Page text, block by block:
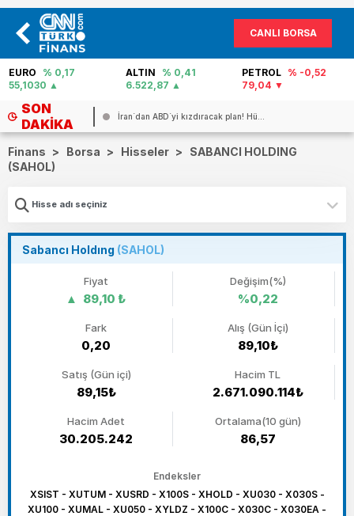
CANLI BORSA
EURO
% 0,17
55,1030
ALTIN
% 0,41
6.522,87
PETROL % -0,52
79,04
SON
DAKIKA
İran`dan ABD`yi kızdıracak plan! Hü...
Finans > Borsa > Hisseler >
SABANCI HOLDING
(SAHOL)
Sabancı Holdıng (SAHOL)
Fiyat
89,10 ₺
Değişim(%)
%0,22
Fark
0,20
Alış (Gün İçi)
89,10₺
Satış (Gün içi)
89,15₺
Hacim TL
2.671.090.114₺
Hacim Adet
30.205.242
Ortalama(10 gün)
86,57
Endeksler
XSIST - XUTUM - XUSRD - X100S - XHOLD - XU030 - X030S -
XU100 - XUMAL - XU050 - XYLDZ - X100C - X030C - X030EA -